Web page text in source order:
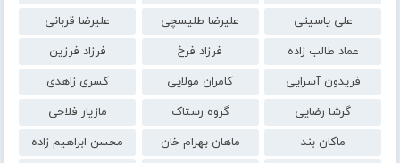
علی یاسینی
علیرضا طلیسچی
علیرضا قربانی
عماد طالب زاده
فرزاد فرخ
فرزاد فرزین
فریدون آسرایی
کامران مولایی
کسری زاهدی
گرشا رضایی
گروه رستاک
مازیار فلاحی
ماکان بند
ماهان بهرام خان
محسن ابراهیم زاده